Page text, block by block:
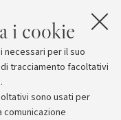
i cookie
necessari per il suo
tracciamento facoltativi
sono usati per